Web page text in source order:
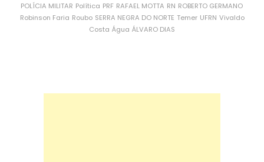
POLÍCIA MILITAR Política PRF RAFAEL MOTTA RN ROBERTO GERMANO
Robinson Faria Roubo SERRA NEGRA DO NORTE Temer UFRN Vivaldo
Costa Água ÁLVARO DIAS